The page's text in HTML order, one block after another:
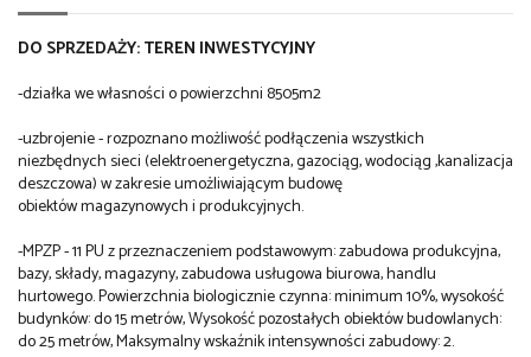
DO SPRZEDAŻY: TEREN INWESTYCYJNY
-działka we własności o powierzchni 8505m2
-uzbrojenie - rozpoznano możliwość podłączenia wszystkich
niezbędnych sieci (elektroenergetyczna, gazociąg, wodociąg ,kanalizacja
deszczowa) w zakresie umożliwiającym budowę
obiektów magazynowych i produkcyjnych.
-MPZP - 11 PU z przeznaczeniem podstawowym: zabudowa produkcyjna,
bazy, składy, magazyny, zabudowa usługowa biurowa, handlu
hurtowego. Powierzchnia biologicznie czynna: minimum 10%, wysokość
budynków: do 15 metrów, Wysokość pozostałych obiektów budowlanych:
do 25 metrów, Maksymalny wskaźnik intensywności zabudowy: 2.